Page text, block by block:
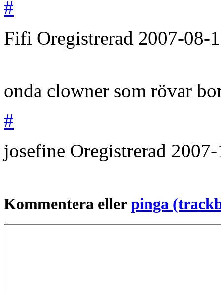
#
Fifi Oregistrerad 2007-08-
onda clowner som rövar
#
josefine Oregistrerad
Kommentera ellerpinga